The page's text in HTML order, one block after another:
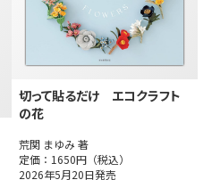
切って貼るだけ エコクラフト
の花
荒関 まゆみ 著
定価：1650円（税込）
2026年5月20日発売